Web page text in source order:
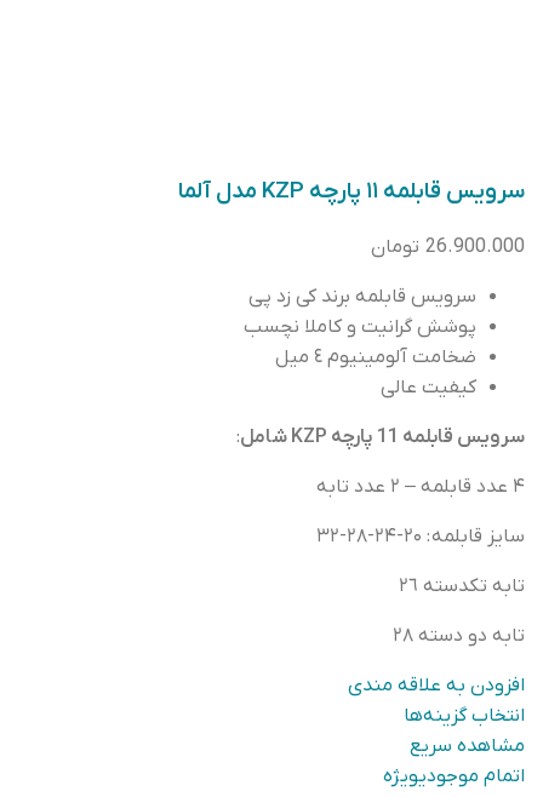
سرویس قابلمه ۱۱ پارچه KZP مدل آلما
26.900.000 تومان
سرویس قابلمه برند کی زد پی
پوشش گرانيت و كاملا نچسب
ضخامت آلومينيوم ٤ ميل
کیفیت عالی
سرویس قابلمه 11 پارچه KZP شامل :
۴ عدد قابلمه – ٢ عدد تابه
سايز قابلمه: ۲۰-۲۴-۲۸-۳۲
تابه تكدسته ٢٦
تابه دو دسته ٢٨
افزودن به علاقه مندی
انتخاب گزینه‌ها
مشاهده سریع
اتمام موجودیویژه